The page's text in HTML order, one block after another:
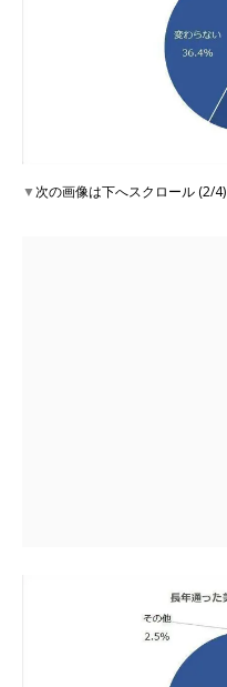
▼次の画像は下へスクロール (2/4)